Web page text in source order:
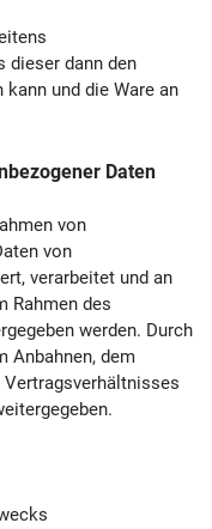
dieser dann den
und die Ware an
Daten
von
von
verarbeitet und an
Rahmen des
werden. Durch
Anbahnen, dem